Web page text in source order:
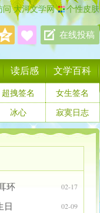
问大河文学网 个性皮肤
在线投稿
读后感 文学百科
超拽签名 女生签名
冰心 寂寞日志
环 02-17
日 02-09